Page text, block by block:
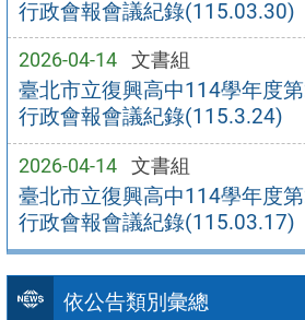
行政會報會議紀錄(115.03.30)
2026-04-14 文書組
臺北市立復興高中114學年度
行政會報會議紀錄(115.3.24)
2026-04-14 文書組
臺北市立復興高中114學年度
行政會報會議紀錄(115.03.17)
依公告類別彙總